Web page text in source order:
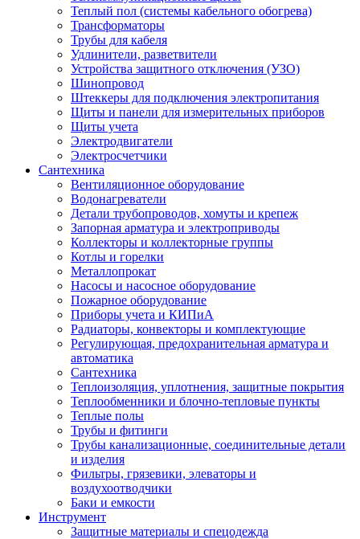
Теплый пол (системы кабельного обогрева)
Трансформаторы
Трубы для кабеля
Удлинители, разветвители
Устройства защитного отключения (УЗО)
Шинопровод
Штеккеры для подключения электропитания
Щиты и панели для измерительных приборов
Щиты учета
Электродвигатели
Электросчетчики
Сантехника
Вентиляционное оборудование
Водонагреватели
Детали трубопроводов, хомуты и крепеж
Запорная арматура и электроприводы
Коллекторы и коллекторные группы
Котлы и горелки
Металлопрокат
Насосы и насосное оборудование
Пожарное оборудование
Приборы учета и КИПиА
Радиаторы, конвекторы и комплектующие
Регулирующая, предохранительная арматура и
автоматика
Сантехника
Теплоизоляция, уплотнения, защитные покрытия
Теплообменники и блочно-тепловые пункты
Теплые полы
Трубы и фитинги
Трубы канализационные, соединительные детали
и изделия
Фильтры, грязевики, элеваторы и
воздухоотводчики
Баки и емкости
Инструмент
Защитные материалы и спецодежда